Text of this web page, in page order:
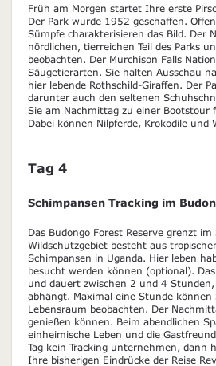
Früh am Morgen startet Ihre erste
Der Park wurde 1952 geschaffen.
Sümpfe charakterisieren das Bild. Der
nördlichen, tierreichen Teil des Parks
beobachten. Der Murchison Falls
Säugetierarten. Sie halten Ausschau
hier lebende Rothschild-Giraffen. Der
darunter auch den seltenen
Sie am Nachmittag zu einer Bootstour
Dabei können Nilpferde, Krokodile und
Tag 4
Schimpansen Tracking im
Das Budongo Forest Reserve grenzt
Wildschutzgebiet besteht aus
Schimpansen in Uganda. Hier leben
besucht werden können (optional).
und dauert zwischen 2 und 4
abhängt. Maximal eine Stunde
Lebensraum beobachten. Der
genießen können. Beim abendlichen
einheimische Leben und die
Tag kein Tracking unternehmen, dann
Ihre bisherigen Eindrücke der Reise